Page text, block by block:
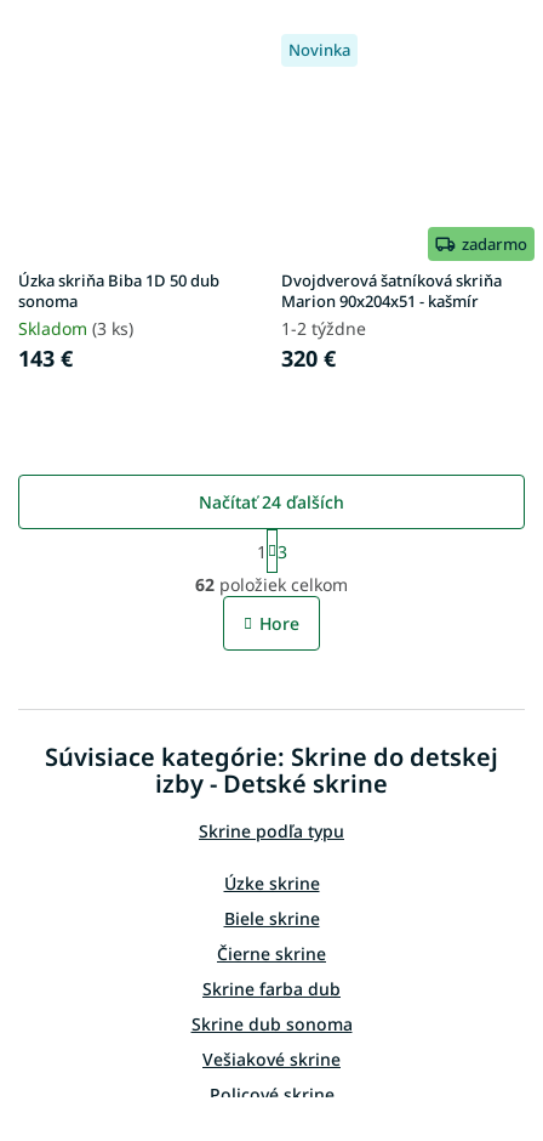
Úzka skriňa Biba 1D 50 dub
sonoma
Skladom (3 ks)
143 €
Novinka
zadarmo
Dvojdverová šatníková skriňa
Marion 90x204x51 - kašmír
1-2 týždne
320 €
O
v
l
á
c
e
p
r
v
k
y
v
ý
i
s
u
Načítať 24 ďalších
S
t
r
á
n
a
e
1
3
62 položiek celkom
Hore
Súvisiace kategórie: Skrine do detskej
izby - Detské skrine
Skrine podľa typu
Úzke skrine
Biele skrine
Čierne skrine
Skrine farba dub
Skrine dub sonoma
Vešiakové skrine
Policové skrine